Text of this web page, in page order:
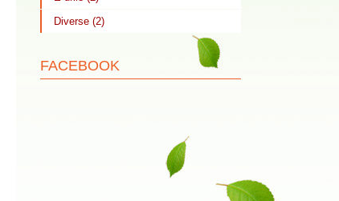
Diverse (2)
FACEBOOK